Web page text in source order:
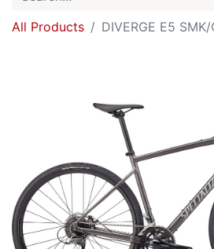
All Products DIVERGE E5